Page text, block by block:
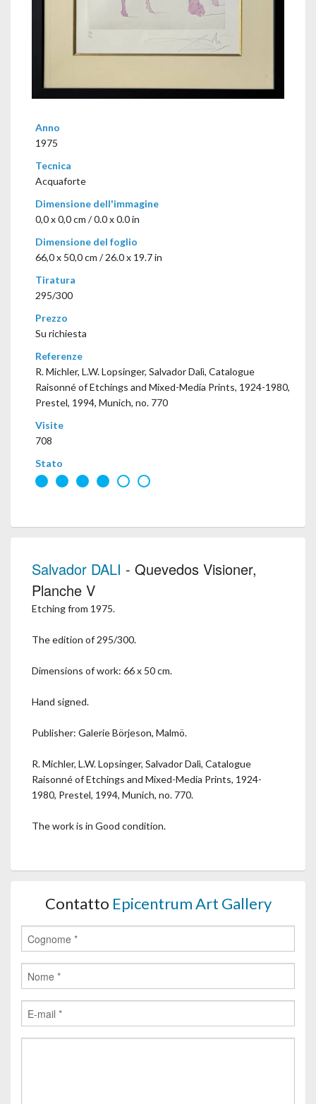
Anno
1975
Tecnica
Acquaforte
Dimensione dell'immagine
0,0 x 0,0 cm / 0.0 x 0.0 in
Dimensione del foglio
66,0 x 50,0 cm / 26.0 x 19.7 in
Tiratura
295/300
Prezzo
Su richiesta
Referenze
R. Michler, L.W. Lopsinger, Salvador Dalì, Catalogue
Raisonné of Etchings and Mixed-Media Prints, 1924-1980,
Prestel, 1994, Munich, no. 770
Visite
708
Stato
Salvador DALI - Quevedos Visioner,
Planche V
Etching from 1975.
The edition of 295/300.
Dimensions of work: 66 x 50 cm.
Hand signed.
Publisher: Galerie Börjeson, Malmö.
R. Michler, L.W. Lopsinger, Salvador Dalì, Catalogue
Raisonné of Etchings and Mixed-Media Prints, 1924-
1980, Prestel, 1994, Munich, no. 770.
The work is in Good condition.
Contatto Epicentrum Art Gallery